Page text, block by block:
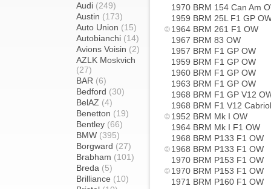
Audi (249)
Austin (173)
Auto Union (15)
Autobianchi (14)
Avions Voisin (2)
AZLK Moskvich
(27)
BAR (6)
Bedford (30)
BelAZ (4)
Benetton (19)
Bentley (66)
BMW (395)
Borgward (27)
Brabham (101)
Breda (5)
Brilliance (10)
1970 BRM 154 Can Am
1959 BRM 25L F1 GP
1964 BRM 261 F1 OW
1967 BRM 83 OW
1957 BRM F1 GP OW
1959 BRM F1 GP OW
1960 BRM F1 GP OW
1963 BRM F1 GP OW
1968 BRM F1 GP V12
1968 BRM F1 V12
1952 BRM Mk I OW
1964 BRM Mk I F1 OW
1968 BRM P133 F1 OW
1968 BRM P133 F1 OW
1970 BRM P153 F1 OW
1970 BRM P153 F1 OW
1971 BRM P160 F1 OW